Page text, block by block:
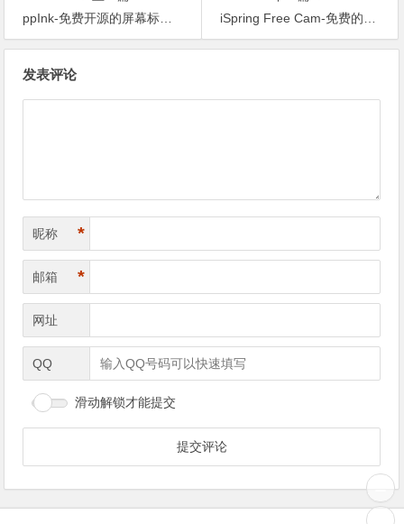
ppInk-免费开源的屏幕标注工具
iSpring Free Cam-免费的桌面屏幕录制和视频编辑软件
发表评论
昵称 *
邮箱 *
网址
QQ
滑动解锁才能提交